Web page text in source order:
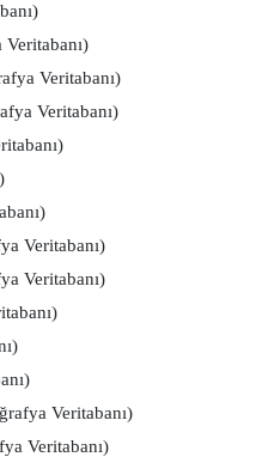
Veritabanı)
Veritabanı)
Veritabanı)
Veritabanı)
Veritabanı)
Veritabanı)